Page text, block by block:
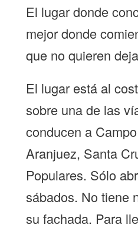
El lugar donde
mejor donde
que no quieren
El lugar está al
sobre una de las
conducen a
Aranjuez, Santa
Populares. Sólo
sábados. No tiene
su fachada. Para